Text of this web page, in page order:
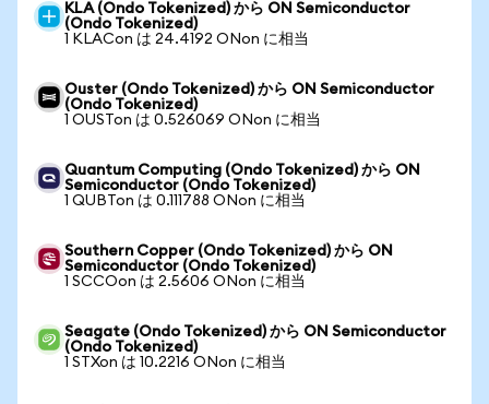
KLA (Ondo Tokenized) から ON Semiconductor
(Ondo Tokenized)
1 KLACon は 24.4192 ONon に相当
Ouster (Ondo Tokenized) から ON Semiconductor
(Ondo Tokenized)
1 OUSTon は 0.526069 ONon に相当
Quantum Computing (Ondo Tokenized) から ON
Semiconductor (Ondo Tokenized)
1 QUBTon は 0.111788 ONon に相当
Southern Copper (Ondo Tokenized) から ON
Semiconductor (Ondo Tokenized)
1 SCCOon は 2.5606 ONon に相当
Seagate (Ondo Tokenized) から ON Semiconductor
(Ondo Tokenized)
1 STXon は 10.2216 ONon に相当